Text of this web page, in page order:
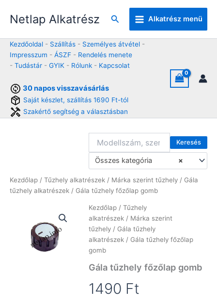
Netlap Alkatrész Keresés Alkatrész menü
Kezdőoldal - Szállítás - Személyes átvétel -
Impresszum - ÁSZF - Rendelés menete
- Tudástár - GYIK - Rólunk - Kapcsolat
30 napos visszavásárlás
Saját készlet, szállítás 1690 Ft-tól
Szakértő segítség a választásban
Keresés
×
Összes kategória
Kezdőlap / Tűzhely alkatrészek / Márka szerint tűzhely / Gála
tűzhely alkatrészek / Gála tűzhely főzőlap gomb
Kezdőlap /Tűzhely
alkatrészek / Márka szerint
tűzhely / Gála tűzhely
alkatrészek / Gála tűzhely főzőlap
gomb
Gála tűzhely főzőlap gomb
1490 Ft